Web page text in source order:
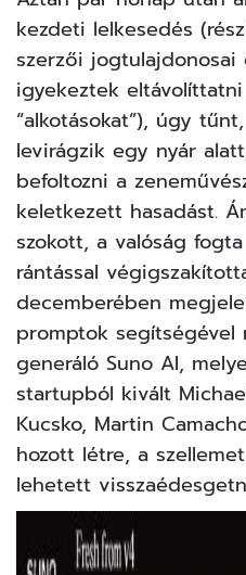
kezdeti lelkesedés
szerzői
igyekeztek
“alkotásokat”), úgy
levirágzik egy nyár
befoltozni a
keletkezett hasadást.
szokott, a valóság
rántással
decemberében
promptok segítségével
generáló Suno AI,
startupból kivált
Kucsko, Martin
hozott létre, a
lehetett